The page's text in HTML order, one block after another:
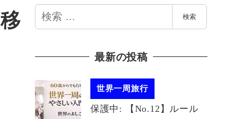
検
索
検索
最新の投稿
世界一周旅行
保護中: 【No.12】ルール